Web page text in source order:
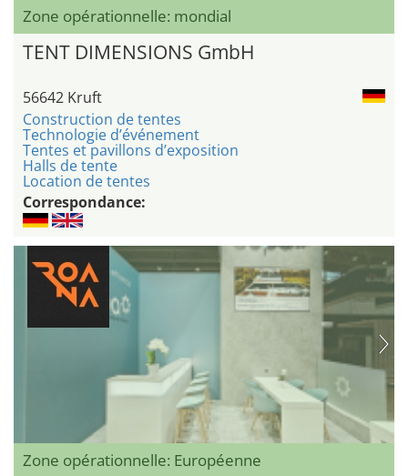
Zone opérationnelle: mondial
TENT DIMENSIONS GmbH
56642 Kruft
Construction de tentes
Technologie d’événement
Tentes et pavillons d’exposition
Halls de tente
Location de tentes
Correspondance:
Zone opérationnelle: Européenne